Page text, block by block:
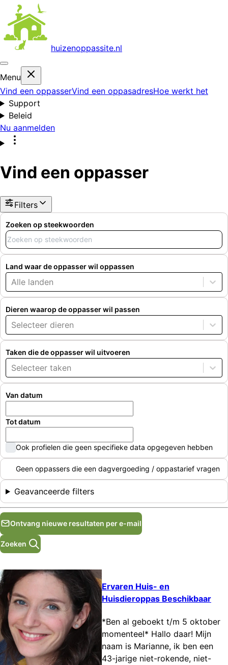
huizenoppassite.nl
Menu
Vind een oppasserVind een oppasadresHoe werkt het
Support
Beleid
Nu aanmelden
Vind een oppasser
Filters
Zoeken op steekwoorden
Land waar de oppasser wil oppassen
Alle landen
Dieren waarop de oppasser wil passen
Selecteer dieren
Taken die de oppasser wil uitvoeren
Selecteer taken
Van datum
Tot datum
Ook profielen die geen specifieke data opgegeven hebben
Geen oppassers die een dagvergoeding / oppastarief vragen
Geavanceerde filters
Ontvang nieuwe resultaten per e-mail
Zoeken
Ervaren Huis- en
Huisdieroppas Beschikbaar
*Ben al geboekt t/m 5 oktober
momenteel* Hallo daar! Mijn
naam is Marianne, ik ben een
43-jarige niet-rokende, niet-